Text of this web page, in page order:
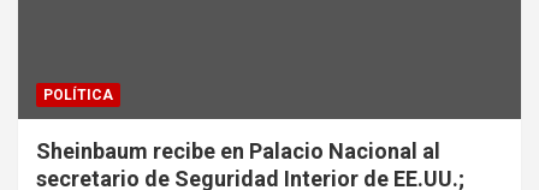
POLÍTICA
Sheinbaum recibe en Palacio Nacional al
secretario de Seguridad Interior de EE.UU.;